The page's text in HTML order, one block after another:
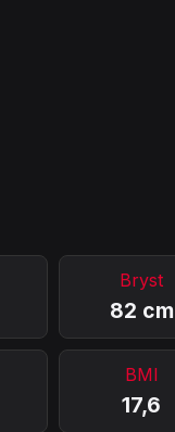
Bryst
82 cm
BMI
17,6